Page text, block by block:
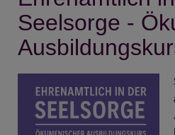
Seelsorge -